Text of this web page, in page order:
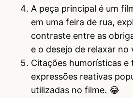
A peça principal é um
em uma feira de rua,
contraste entre as
e o desejo de relaxar no
Citações humorísticas e
expressões reativas
utilizadas no filme. 😂